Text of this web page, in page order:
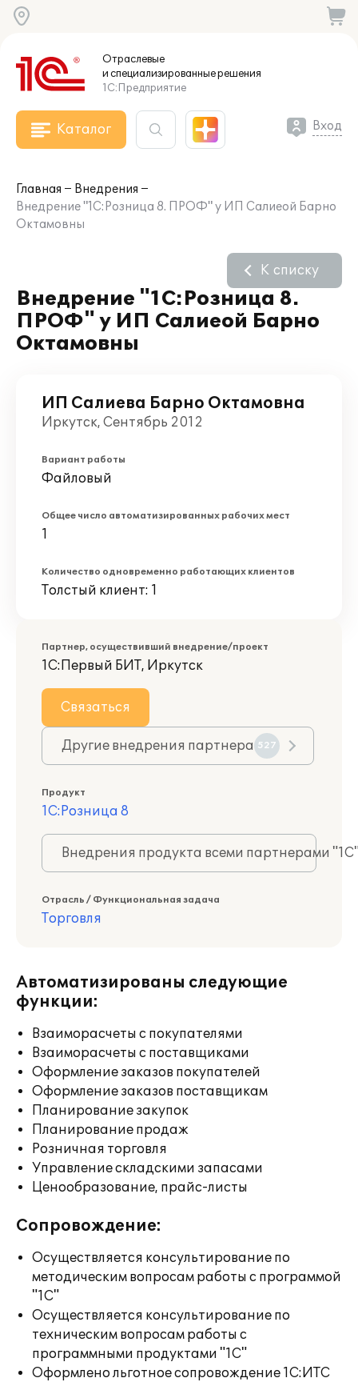
Отраслевые
и специализированныерешения
1С:Предприятие
Каталог Вход
Главная
Внедрения
Внедрение "1С:Розница 8. ПРОФ" у ИП Салиеой Барно
Октамовны
Внедрение "1С:Розница 8.
ПРОФ" у ИП Салиеой Барно
Октамовны
К списку
ИП Салиева Барно Октамовна
Иркутск, Сентябрь 2012
Вариант работы
Файловый
Общее число автоматизированных рабочих мест
1
Количество одновременно работающих клиентов
Толстый клиент: 1
Партнер, осуществивший внедрение/проект
1С:Первый БИТ, Иркутск
Связаться
Другие внедрения партнера 527
Продукт
1С:Розница 8
Внедрения продукта всеми партнерами
Отрасль / Функциональная задача
Торговля
Автоматизированы следующие
функции:
Взаиморасчеты с покупателями
Взаиморасчеты с поставщиками
Оформление заказов покупателей
Оформление заказов поставщикам
Планирование закупок
Планирование продаж
Розничная торговля
Управление складскими запасами
Ценообразование, прайс-листы
Сопровождение:
Осуществляется консультирование по
методическим вопросам работы с программой
"1С"
Осуществляется консультирование по
техническим вопросам работы с
программными продуктами "1С"
Оформлено льготное сопровождение 1С:ИТС